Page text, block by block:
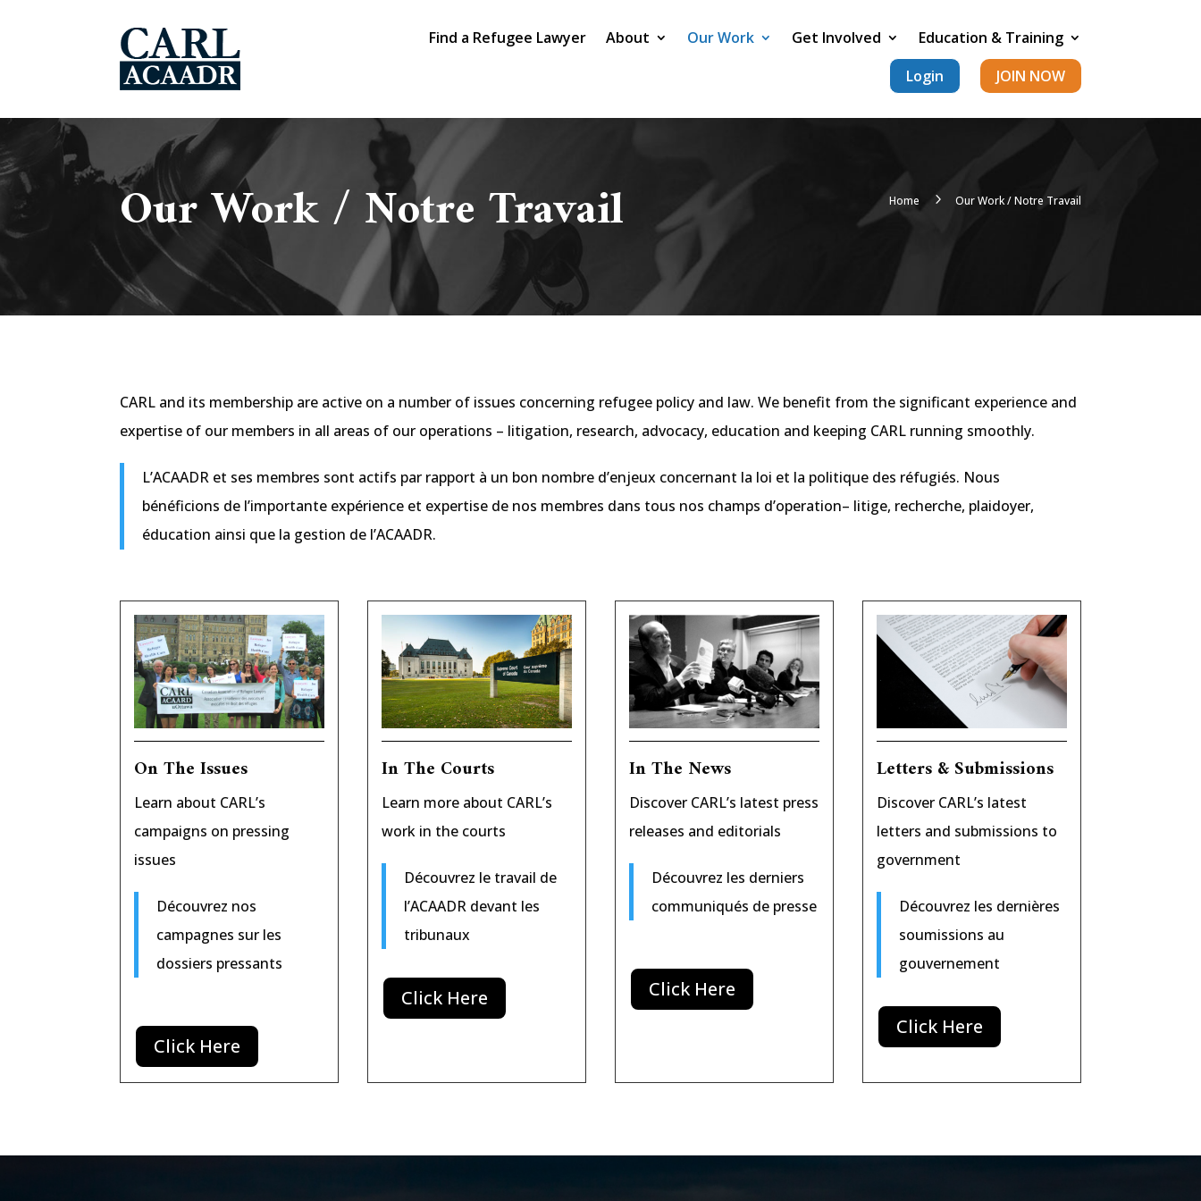
Find a Refugee Lawyer About Our Work Get Involved
Education & Training
Login
JOIN NOW
Our Work / Notre Travail Home 5 Our Work / Notre Travail
CARL and its membership are active on a number of issues concerning refugee policy and law. We benefit from the significant experience and
expertise of our members in all areas of our operations – litigation, research, advocacy, education and keeping CARL running smoothly.
L’ACAADR et ses membres sont actifs par rapport à un bon nombre d’enjeux concernant la loi et la politique des réfugiés. Nous
bénéficions de l’importante expérience et expertise de nos membres dans tous nos champs d’operation– litige, recherche, plaidoyer,
éducation ainsi que la gestion de l’ACAADR.
On The Issues
Learn about CARL’s
campaigns on pressing
issues
Découvrez nos
campagnes sur les
dossiers pressants
Click Here
In The Courts
Learn more about CARL’s
work in the courts
Découvrez le travail de
l’ACAADR devant les
tribunaux
Click Here
In The News
Discover CARL’s latest press
releases and editorials
Découvrez les derniers
communiqués de presse
Click Here
Letters & Submissions
Discover CARL’s latest
letters and submissions to
government
Découvrez les dernières
soumissions au
gouvernement
Click Here